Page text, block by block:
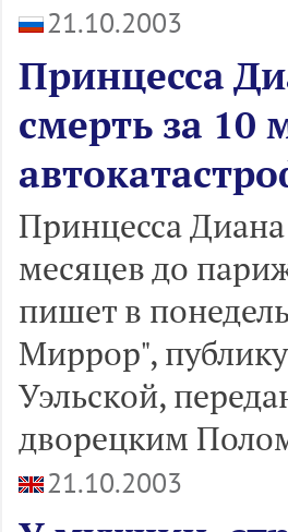
21.10.2003
Принцесса
смерть за 10
Принцесса
месяцев до
пишет в
Миррор",
Уэльской,
дворецким
21.10.2003